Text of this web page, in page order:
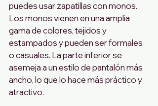
puedes usar zapatillas con monos.
Los monos vienen en una amplia
gama de colores, tejidos y
estampados y pueden ser formales
o casuales. La parte inferior se
asemeja a un estilo de pantalón más
ancho, lo que lo hace más práctico y
atractivo.